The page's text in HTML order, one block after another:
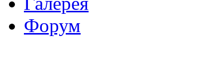
Форум